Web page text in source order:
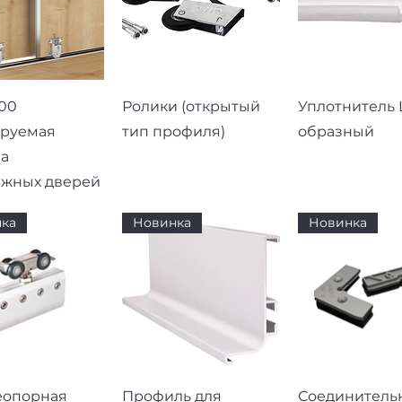
просмотр
дверей
Быстрый просмотр
Ролики (открытый
тип профиля)
Быстрый
Уплотнитель
образный
просмотр Быстрый просмотр
Новинка
Профиль для Быстрый
Новинка